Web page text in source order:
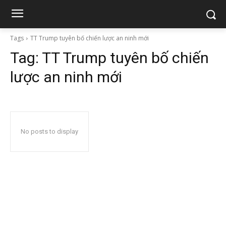
Tags TT Trump tuyên bố chiến lược an ninh mới
Tag: TT Trump tuyên bố chiến
lược an ninh mới
No posts to display